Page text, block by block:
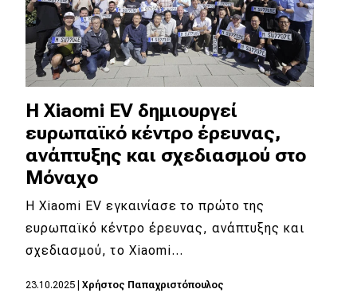
Η Xiaomi EV δημιουργεί
ευρωπαϊκό κέντρο έρευνας,
ανάπτυξης και σχεδιασμού στο
Μόναχο
Η Xiaomi EV εγκαινίασε το πρώτο της
ευρωπαϊκό κέντρο έρευνας, ανάπτυξης και
σχεδιασμού, το Xiaomi…
23.10.2025 Χρήστος Παπαχριστόπουλος